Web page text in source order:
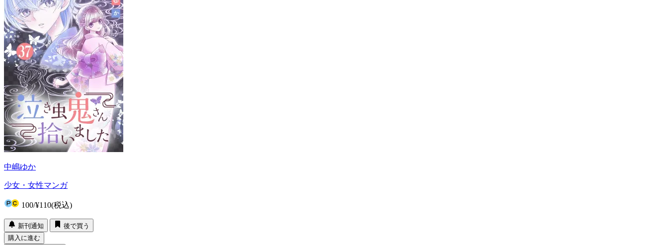
中嶋ゆか
少女・女性マンガ
100/¥110(税込)
新刊通知
後で買う
購入に進む